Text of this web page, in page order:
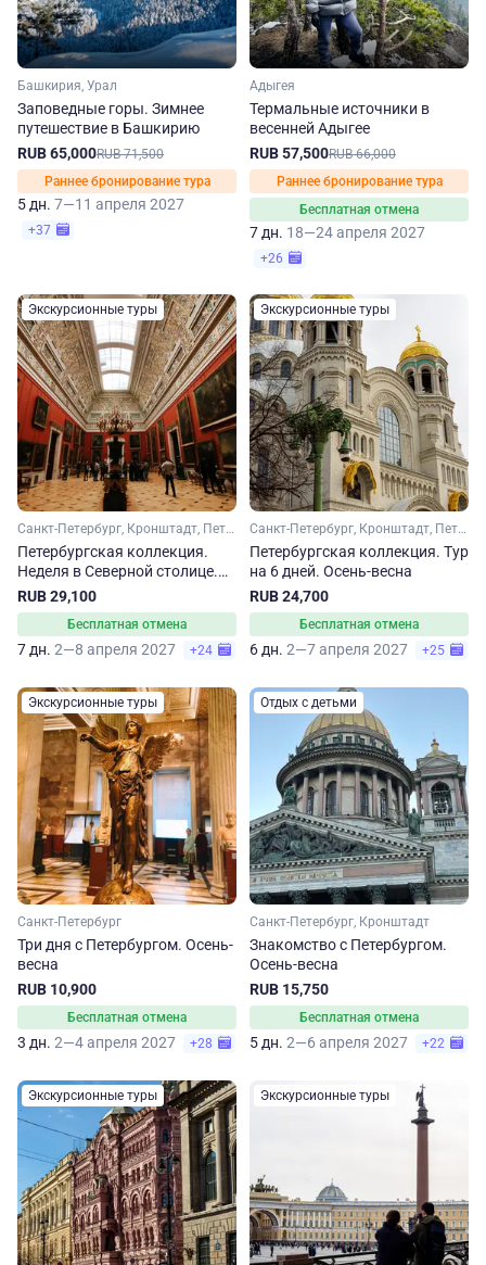
Башкирия, Урал
Заповедные горы. Зимнее
путешествие в Башкирию
RUB 65,000RUB 71,500
Раннее бронирование тура
5 дн. 7—11 апреля 2027
+37
Адыгея
Термальные источники в
весенней Адыгее
RUB 57,500RUB 66,000
Раннее бронирование тура
Бесплатная отмена
7 дн. 18—24 апреля 2027
+26
Экскурсионные туры
Санкт-Петербург, Кронштадт, Петергоф
Петербургская коллекция.
Неделя в Северной столице.
Осень-весна
RUB 29,100
Бесплатная отмена
7 дн. 2—8 апреля 2027 +24
Экскурсионные туры
Санкт-Петербург, Кронштадт, Петергоф
Петербургская коллекция. Тур
на 6 дней. Осень-весна
RUB 24,700
Бесплатная отмена
6 дн. 2—7 апреля 2027 +25
Экскурсионные туры
Санкт-Петербург
Три дня с Петербургом. Осень-
весна
RUB 10,900
Бесплатная отмена
3 дн. 2—4 апреля 2027 +28
Отдых с детьми
Санкт-Петербург, Кронштадт
Знакомство с Петербургом.
Осень-весна
RUB 15,750
Бесплатная отмена
5 дн. 2—6 апреля 2027 +22
Экскурсионные туры Экскурсионные туры